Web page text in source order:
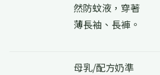
然防蚊液，穿著
薄長袖、長褲。
母乳/配方奶準